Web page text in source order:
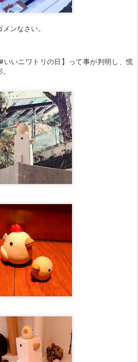
ンなさい。
いいニワトリの日】って事が判明し、慌